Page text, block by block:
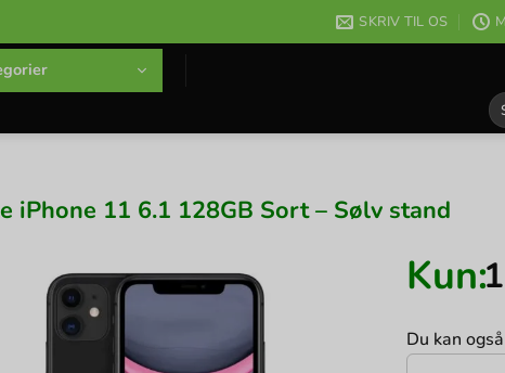
SKRIV TIL OS
iPhone 11 6.1 128GB Sort – Sølv stand
Kun:
Du kan